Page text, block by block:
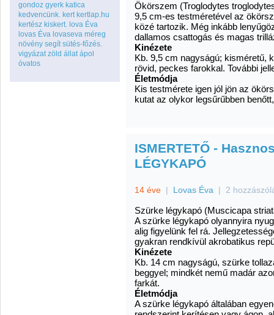
gondoz gyerk katica
kedvencünk. kert kertlap.hu
kertész kiskert. lova Éva
lovas Éva lovaseva méreg
növény segít sütés-főzés.
vigyázat zöld állat ápol
óvatos
Ökörszem (Troglodytes
9,5 cm-es testméretével az
közé tartozik. Még inkább
dallamos csattogás és magas
Kinézete
Kb. 9,5 cm nagyságú; kisméretű,
rövid, peckes farokkal. További
Életmódja
Kis testmérete igen jól jön az
kutat az olykor legsűrűbben
ISMERTETŐ -
LÉGYKAPÓ
14 éve | Lovas Éva | 2
Szürke légykapó (Muscicapa
A szürke légykapó olyannyira
alig figyelünk fel rá.
gyakran rendkívül akrobatikus
Kinézete
Kb. 14 cm nagyságú, szürke
beggyel; mindkét nemű madár
farkát.
Életmódja
A szürke légykapó általában